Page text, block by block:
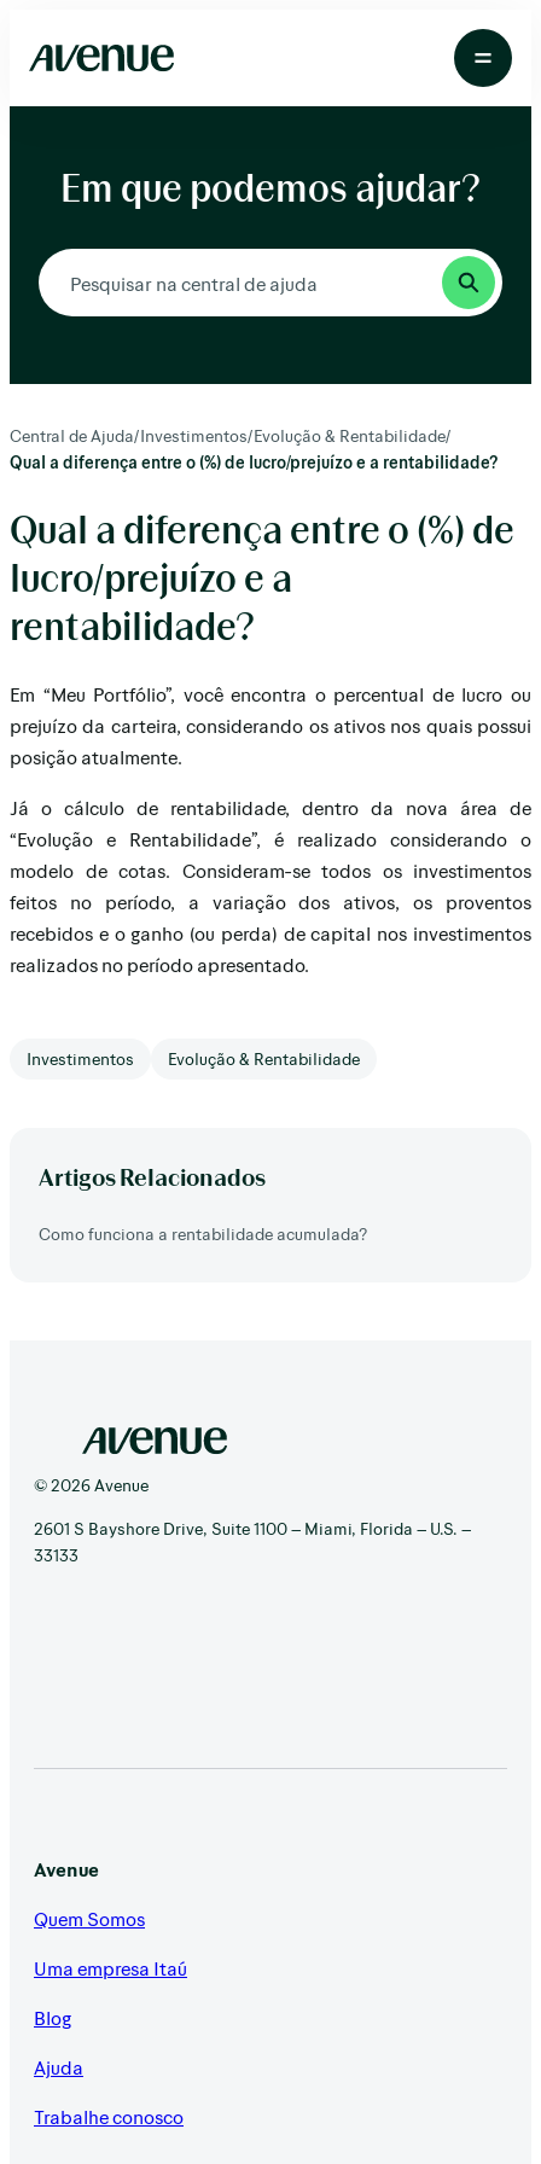
para
conteúdo
Em que podemos ajudar?
Central de Ajuda/Investimentos/Evolução & Rentabilidade/
Qual a diferença entre o (%) de lucro/prejuízo e a rentabilidade?
Qual a diferença entre o (%) de
lucro/prejuízo e a
rentabilidade?
Em “Meu Portfólio”, você encontra o percentual de lucro ou
prejuízo da carteira, considerando os ativos nos quais possui
posição atualmente.
Já o cálculo de rentabilidade, dentro da nova área de
“Evolução e Rentabilidade”, é realizado considerando o
modelo de cotas. Consideram-se todos os investimentos
feitos no período, a variação dos ativos, os proventos
recebidos e o ganho (ou perda) de capital nos investimentos
realizados no período apresentado.
Investimentos Evolução & Rentabilidade
Artigos Relacionados
Como funciona a rentabilidade acumulada?
© 2026 Avenue
2601 S Bayshore Drive, Suite 1100 – Miami, Florida – U.S. –
33133
Avenue
Quem Somos
Uma empresa Itaú
Blog
Ajuda
Trabalhe conosco